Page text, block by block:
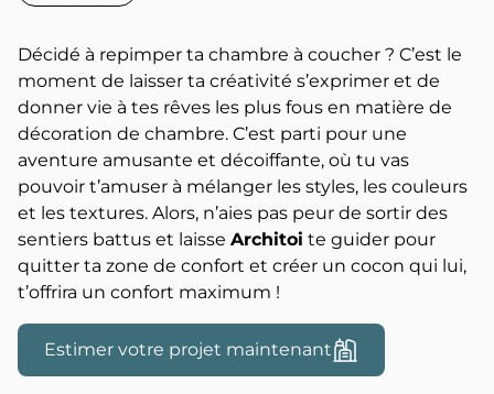
Décidé à repimper ta chambre à coucher ? C’est le
moment de laisser ta créativité s’exprimer et de
donner vie à tes rêves les plus fous en matière de
décoration de chambre. C’est parti pour une
aventure amusante et décoiffante, où tu vas
pouvoir t’amuser à mélanger les styles, les couleurs
et les textures. Alors, n’aies pas peur de sortir des
sentiers battus et laisseArchitoi te guider pour
quitter ta zone de confort et créer un cocon qui lui,
t’offrira un confort maximum !
Estimer votre projet maintenant